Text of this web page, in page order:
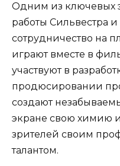
Одним из ключевых
работы Сильвестра
сотрудничество на
играют вместе в
участвуют в
продюсировании
создают
экране свою химию
зрителей своим
талантом.